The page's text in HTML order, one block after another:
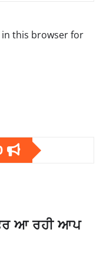
in this browser for
ਆ ਰਹੀ ਆਪ